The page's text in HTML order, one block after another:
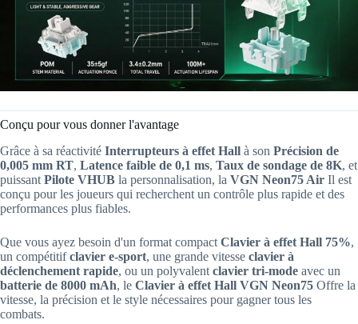
Conçu pour vous donner l'avantage
Grâce à sa réactivité Interrupteurs à effet Hall à son Précision de
0,005 mm RT, Latence faible de 0,1 ms, Taux de sondage de 8K, et
puissant Pilote VHUB la personnalisation, la VGN Neon75 Air Il est
conçu pour les joueurs qui recherchent un contrôle plus rapide et des
performances plus fiables.
Que vous ayez besoin d'un format compact Clavier à effet Hall 75%,
un compétitifclavier e-sport, une grande vitesse clavier à
déclenchement rapide, ou un polyvalent clavier tri-mode avec un
batterie de 8000 mAh, le Clavier à effet Hall VGN Neon75 Offre la
vitesse, la précision et le style nécessaires pour gagner tous les
combats.